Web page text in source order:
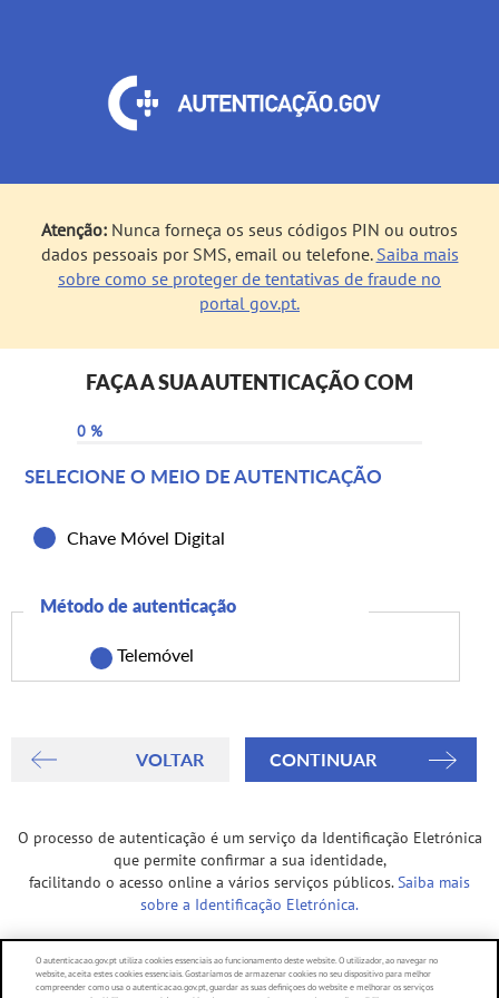
Atenção: Nunca forneça os seus códigos PIN ou outros
dados pessoais por SMS, email ou telefone. Saiba mais
sobre como se proteger de tentativas de fraude no
portal gov.pt.
FAÇA A SUA AUTENTICAÇÃO COM
0 %
SELECIONE O MEIO DE AUTENTICAÇÃO
Chave Móvel Digital
Método de autenticação
Telemóvel
O processo de autenticação é um serviço da Identificação Eletrónica
que permite confirmar a sua identidade,
facilitando o acesso online a vários serviços públicos. Saiba mais
sobre a Identificação Eletrónica.
O autenticacao.gov.pt utiliza cookies essenciais ao funcionamento deste website. O utilizador, ao navegar no
website, aceita estes cookies essenciais. Gostaríamos de armazenar cookies no seu dispositivo para melhor
compreender como usa o autenticacao.gov.pt, guardar as suas definiçoes do website e melhorar os serviços